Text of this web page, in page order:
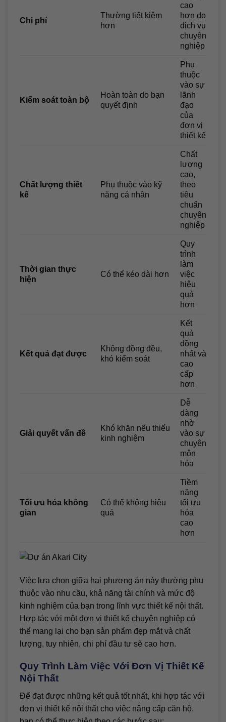
Chi phí
Thường tiết kiệm
hơn
cao
hơn do
dịch vụ
chuyên
nghiệp
Kiểm soát toàn bộ
Hoàn toàn do bạn
quyết định
Phụ
thuộc
vào sự
lãnh
đạo
của
đơn vị
thiết kế
Chất lượng thiết
kế
Phụ thuộc vào kỹ
năng cá nhân
Chất
lượng
cao,
theo
tiêu
chuẩn
chuyên
nghiệp
Thời gian thực
hiện
Có thể kéo dài hơn
Quy
trình
làm
việc
hiệu
quả
hơn
Kết quả đạt được
Không đồng đều,
khó kiểm soát
Kết
quả
đồng
nhất và
cao
cấp
hơn
Giải quyết vấn đề
Khó khăn nếu thiếu
kinh nghiệm
Dễ
dàng
nhờ
vào sự
chuyên
môn
hóa
Tối ưu hóa không
gian
Có thể không hiệu
quả
Tiềm
năng
tối ưu
hóa
cao
hơn
Việc lựa chọn giữa hai phương án này thường phụ
thuộc vào nhu cầu, khả năng tài chính và mức độ
kinh nghiệm của bạn trong lĩnh vực thiết kế nội thất.
Hợp tác với một đơn vị thiết kế chuyên nghiệp có
thể mang lại cho bạn sản phẩm đẹp mắt và chất
lượng, tuy nhiên, chi phí đầu tư sẽ cao hơn.
Quy Trình Làm Việc Với Đơn Vị Thiết Kế
Nội Thất
Để đạt được những kết quả tốt nhất, khi hợp tác với
đơn vị thiết kế nội thất cho việc nâng cấp căn hộ,